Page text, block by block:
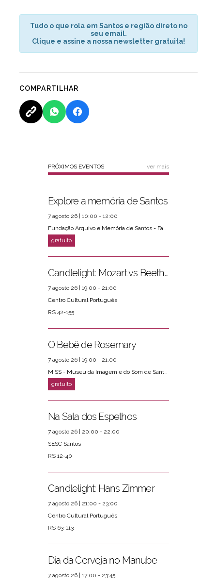
Tudo o que rola em Santos e região direto no
seu email.
Clique e assine a nossa newsletter gratuita!
COMPARTILHAR
PRÓXIMOS EVENTOS ver mais
Explore a memória de Santos
7 agosto 26 | 10:00 - 12:00
Fundação Arquivo e Memória de Santos - Fams
Candlelight: Mozart vs Beethoven
7 agosto 26 | 19:00 - 21:00
Centro Cultural Português
R$ 42-155
O Bebê de Rosemary
7 agosto 26 | 19:00 - 21:00
MISS - Museu da Imagem e do Som de Santos
Na Sala dos Espelhos
7 agosto 26 | 20:00 - 22:00
SESC Santos
R$ 12-40
Candlelight: Hans Zimmer
7 agosto 26 | 21:00 - 23:00
Centro Cultural Português
R$ 63-113
Dia da Cerveja no Manube
7 agosto 26 | 17:00 - 23:45